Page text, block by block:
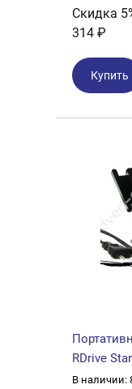
Скидка
314 ₽
Купить
RDrive
В наличии: